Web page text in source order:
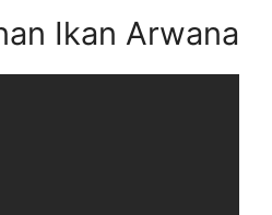
Ikan Arwana